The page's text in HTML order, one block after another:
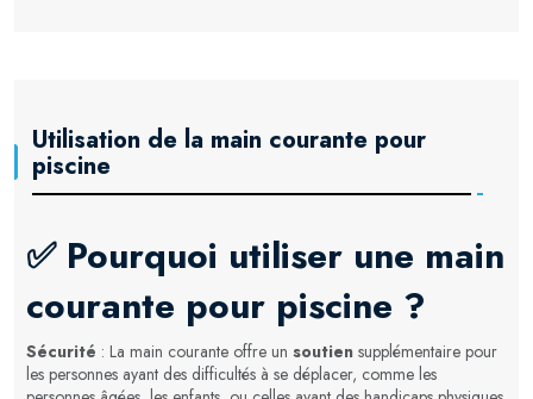
Utilisation de la main courante pour
piscine
✅ Pourquoi utiliser une main
courante pour piscine ?
Sécurité : La main courante offre un soutien supplémentaire pour
les personnes ayant des difficultés à se déplacer, comme les